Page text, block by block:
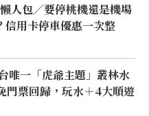
人包／要停桃機還是機場
信用卡停車優惠一次整
唯一「虎爺主題」叢林水
門票回歸，玩水＋4大順遊